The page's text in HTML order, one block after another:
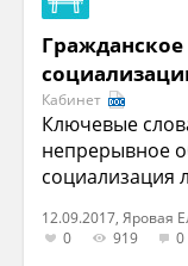
Кабинет
Ключевые
непрерывное
социализация
12.09.2017, Яровая
0
919 0